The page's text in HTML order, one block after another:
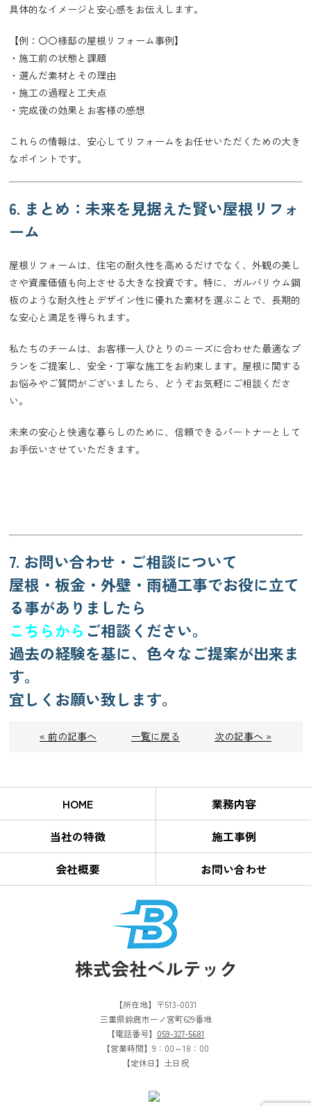
具体的なイメージと安心感をお伝えします。
【例：〇〇様邸の屋根リフォーム事例】
・施工前の状態と課題
・選んだ素材とその理由
・施工の過程と工夫点
・完成後の効果とお客様の感想
これらの情報は、安心してリフォームをお任せいただくための大き
なポイントです。
6. まとめ：未来を見据えた賢い屋根リフォ
ーム
屋根リフォームは、住宅の耐久性を高めるだけでなく、外観の美し
さや資産価値も向上させる大きな投資です。特に、ガルバリウム鋼
板のような耐久性とデザイン性に優れた素材を選ぶことで、長期的
な安心と満足を得られます。
私たちのチームは、お客様一人ひとりのニーズに合わせた最適なプ
ランをご提案し、安全・丁寧な施工をお約束します。屋根に関する
お悩みやご質問がございましたら、どうぞお気軽にご相談くださ
い。
未来の安心と快適な暮らしのために、信頼できるパートナーとして
お手伝いさせていただきます。
7. お問い合わせ・ご相談について
屋根・板金・外壁・雨樋工事でお役に立て
る事がありましたら
こちらから ご相談ください。
過去の経験を基に、色々なご提案が出来ま
す。
宜しくお願い致します。
« 前の記事へ 一覧に戻る 次の記事へ »
HOME
業務内容
当社の特徴
施工事例
会社概要
お問い合わせ
【所在地】〒513-0031
三重県鈴鹿市一ノ宮町629番地
【電話番号】 059-327-5681
【営業時間】9：00～18：00
【定休日】土日祝